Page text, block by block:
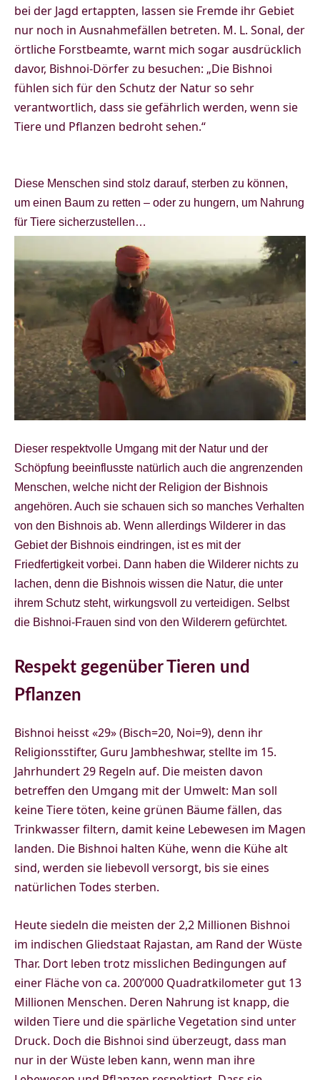
bei der Jagd ertappten, lassen sie Fremde ihr Gebiet
nur noch in Ausnahmefällen betreten. M. L. Sonal, der
örtliche Forstbeamte, warnt mich sogar ausdrücklich
davor, Bishnoi-Dörfer zu besuchen: „Die Bishnoi
fühlen sich für den Schutz der Natur so sehr
verantwortlich, dass sie gefährlich werden, wenn sie
Tiere und Pflanzen bedroht sehen.“
Diese Menschen sind stolz darauf, sterben zu können,
um einen Baum zu retten – oder zu hungern, um Nahrung
für Tiere sicherzustellen…
Dieser respektvolle Umgang mit der Natur und der
Schöpfung beeinflusste natürlich auch die angrenzenden
Menschen, welche nicht der Religion der Bishnois
angehören. Auch sie schauen sich so manches Verhalten
von den Bishnois ab. Wenn allerdings Wilderer in das
Gebiet der Bishnois eindringen, ist es mit der
Friedfertigkeit vorbei. Dann haben die Wilderer nichts zu
lachen, denn die Bishnois wissen die Natur, die unter
ihrem Schutz steht, wirkungsvoll zu verteidigen. Selbst
die Bishnoi-Frauen sind von den Wilderern gefürchtet.
Respekt gegenüber Tieren und
Pflanzen
Bishnoi heisst «29» (Bisch=20, Noi=9), denn ihr
Religionsstifter, Guru Jambheshwar, stellte im 15.
Jahrhundert 29 Regeln auf. Die meisten davon
betreffen den Umgang mit der Umwelt: Man soll
keine Tiere töten, keine grünen Bäume fällen, das
Trinkwasser filtern, damit keine Lebewesen im Magen
landen. Die Bishnoi halten Kühe, wenn die Kühe alt
sind, werden sie liebevoll versorgt, bis sie eines
natürlichen Todes sterben.
Heute siedeln die meisten der 2,2 Millionen Bishnoi
im indischen Gliedstaat Rajastan, am Rand der Wüste
Thar. Dort leben trotz misslichen Bedingungen auf
einer Fläche von ca. 200’000 Quadratkilometer gut 13
Millionen Menschen. Deren Nahrung ist knapp, die
wilden Tiere und die spärliche Vegetation sind unter
Druck. Doch die Bishnoi sind überzeugt, dass man
nur in der Wüste leben kann, wenn man ihre